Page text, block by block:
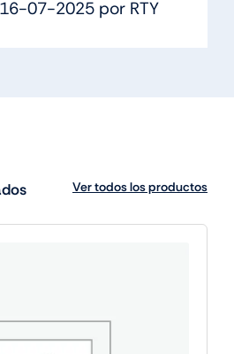
16-07-2025 por RTY
Ver todos los productos